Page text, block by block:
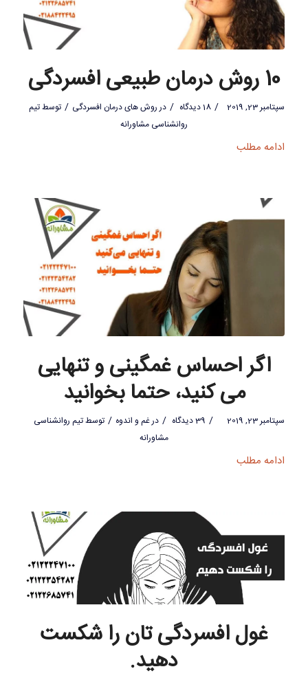
10 روش درمان طبیعی افسردگی
سپتامبر 23, 2019 / 18 دیدگاه / در روش های درمان افسردگی / توسطتیم
روانشناسی مشاورانه
ادامه مطلب
اگر احساس غمگینی و تنهایی
می کنید، حتما بخوانید
سپتامبر 23, 2019 / 39 دیدگاه / درغم و اندوه / توسطتیم روانشناسی
مشاورانه
ادامه مطلب
غول افسردگی تان را شکست
دهید.